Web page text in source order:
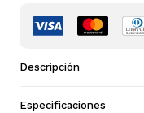
Descripción
Especificaciones